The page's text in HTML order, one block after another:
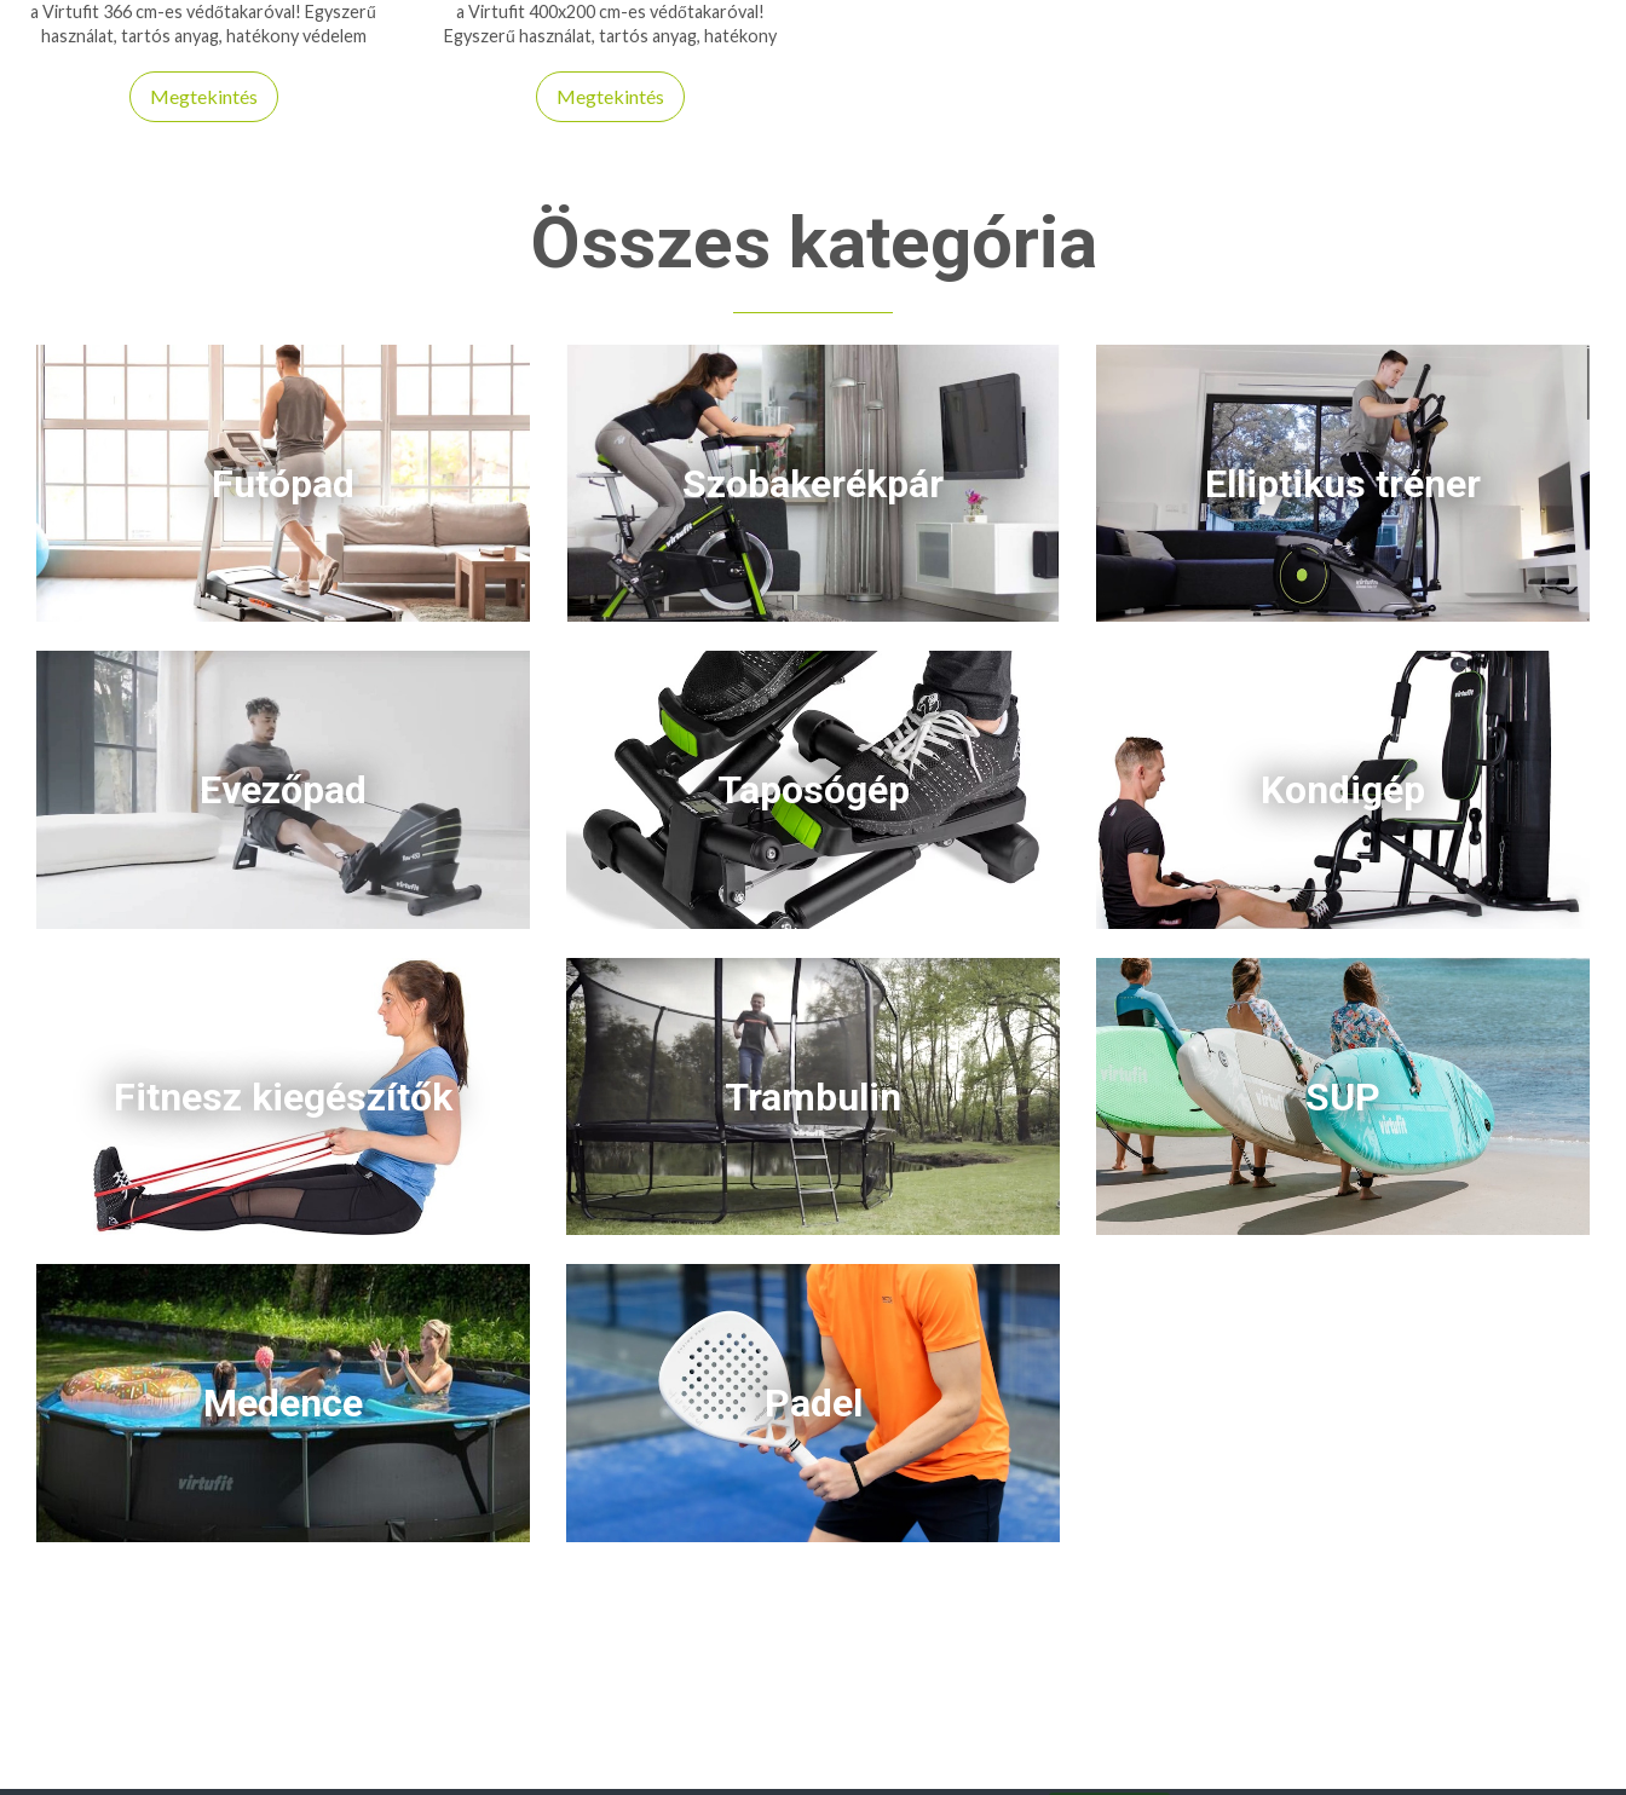
a Virtufit 366 cm-es védőtakaróval! Egyszerű
használat, tartós anyag, hatékony védelem
Megtekintés
a Virtufit 400x200 cm-es védőtakaróval!
Egyszerű használat, tartós anyag, hatékony
Megtekintés
Összes kategória
Futópad Szobakerékpár Elliptikus tréner
Evezőpad Taposógép Kondigép
Fitnesz kiegészítők Trambulin SUP
Medence Padel